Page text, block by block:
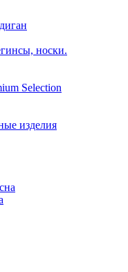
носки.
Selection
изделия